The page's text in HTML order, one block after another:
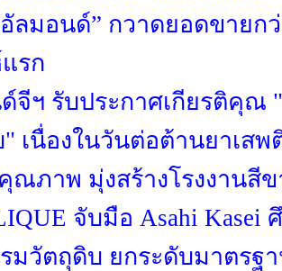
ลมอนด์” กวาดยอดขายกว่
รก
จีฯ รับประกาศเกียรติคุณ
เนื่องในวันต่อต้านยาเสพ
ณภาพ มุ่งสร้างโรงงานสี
จับมือ Asahi Kasei
มวัตถุดิบ ยกระดับมาตรฐ